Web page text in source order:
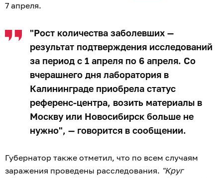
7 апреля.
"Рост количества заболевших —
результат подтверждения исследований
за период с 1 апреля по 6 апреля. Со
вчерашнего дня лаборатория в
Калининграде приобрела статус
референс-центра, возить материалы в
Москву или Новосибирск больше не
нужно", — говорится в сообщении.
Губернатор также отметил, что по всем случаям
заражения проведены расследования. "Круг